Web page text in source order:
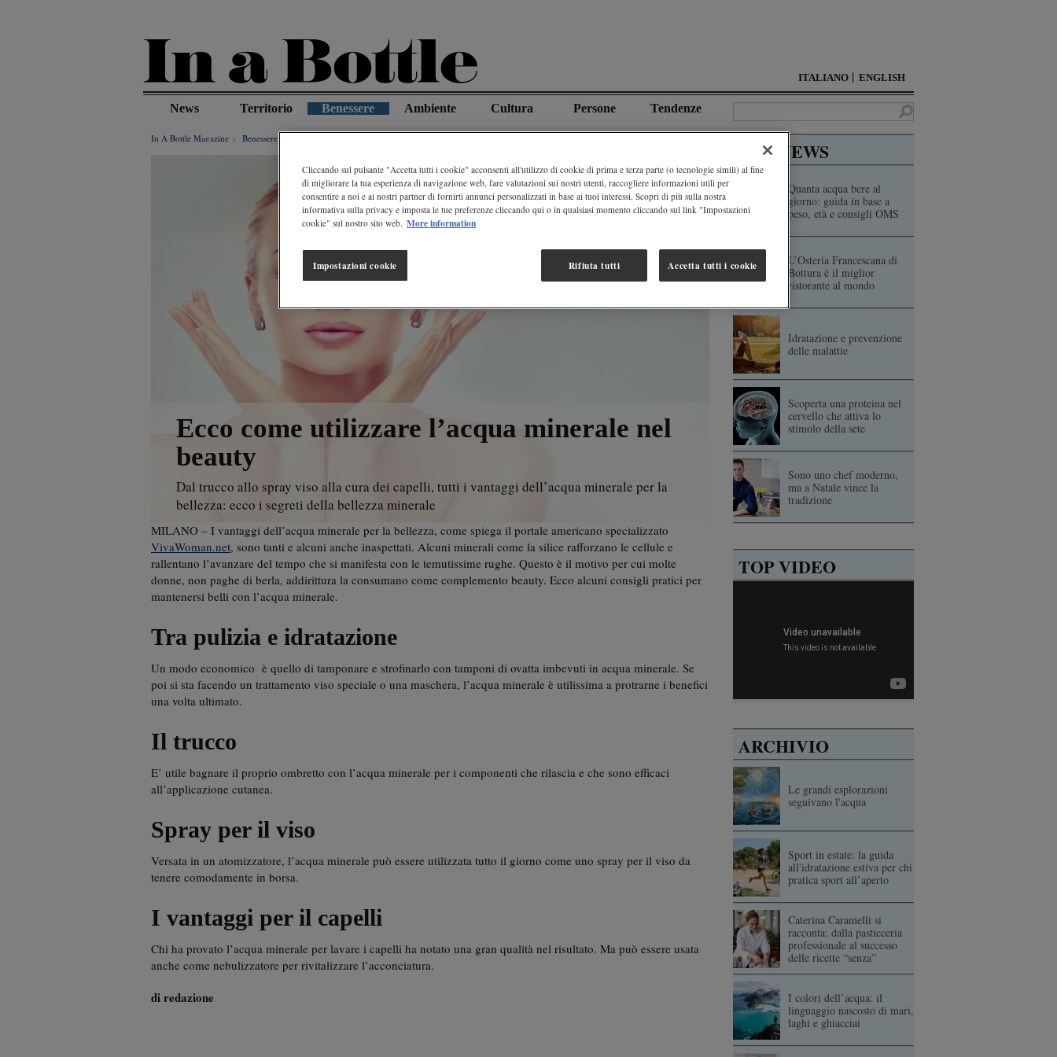
ITALIANO ENGLISH
News Territorio Benessere Ambiente Cultura Persone Tendenze
In A Bottle Magazine Benessere
Ecco come utilizzare l’acqua minerale nel
beauty
Dal trucco allo spray viso alla cura dei capelli, tutti i vantaggi dell’acqua minerale per la
bellezza: ecco i segreti della bellezza minerale
MILANO – I vantaggi dell’acqua minerale per la bellezza, come spiega il portale americano specializzato
VivaWoman.net, sono tanti e alcuni anche inaspettati. Alcuni minerali come la silice rafforzano le cellule e
rallentano l’avanzare del tempo che si manifesta con le temutissime rughe. Questo è il motivo per cui molte
donne, non paghe di berla, addirittura la consumano come complemento beauty. Ecco alcuni consigli pratici per
mantenersi belli con l’acqua minerale.
Tra pulizia e idratazione
Un modo economico è quello di tamponare e strofinarlo con tamponi di ovatta imbevuti in acqua minerale. Se
poi si sta facendo un trattamento viso speciale o una maschera, l’acqua minerale è utilissima a protrarne i benefici
una volta ultimato.
Il trucco
E’ utile bagnare il proprio ombretto con l’acqua minerale per i componenti che rilascia e che sono efficaci
all’applicazione cutanea.
Spray per il viso
Versata in un atomizzatore, l’acqua minerale può essere utilizzata tutto il giorno come uno spray per il viso da
tenere comodamente in borsa.
I vantaggi per il capelli
Chi ha provato l’acqua minerale per lavare i capelli ha notato una gran qualità nel risultato. Ma può essere usata
anche come nebulizzatore per rivitalizzare l’acconciatura.
di redazione
TOP NEWS
Quanta acqua bere al
giorno: guida in base a
peso, età e consigli OMS
L’Osteria Francescana di
Bottura è il miglior
ristorante al mondo
Idratazione e prevenzione
delle malattie
Scoperta una proteina nel
cervello che attiva lo
stimolo della sete
Sono uno chef moderno,
ma a Natale vince la
tradizione
TOP VIDEO
ARCHIVIO
Le grandi esplorazioni
seguivano l'acqua
Sport in estate: la guida
all'idratazione estiva per chi
pratica sport all’aperto
Caterina Caramelli si
racconta: dalla pasticceria
professionale al successo
delle ricette “senza”
I colori dell’acqua: il
linguaggio nascosto di mari,
laghi e ghiacciai
Cliccando sul pulsante "Accetta tutti i cookie" acconsenti all'utilizzo di cookie di prima e terza parte (o tecnologie simili) al fine
di migliorare la tua esperienza di navigazione web, fare valutazioni sui nostri utenti, raccogliere informazioni utili per
consentire a noi e ai nostri partner di fornirti annunci personalizzati in base ai tuoi interessi. Scopri di più sulla nostra
informativa sulla privacy e imposta le tue preferenze cliccando qui o in qualsiasi momento cliccando sul link "Impostazioni
cookie" sul nostro sito web. More information
Rifiuta tutti Accetta tutti i cookie
Impostazioni cookie